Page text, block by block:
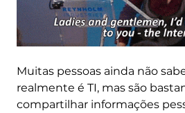
Muitas pessoas ainda não
realmente é TI, mas são
compartilhar informações